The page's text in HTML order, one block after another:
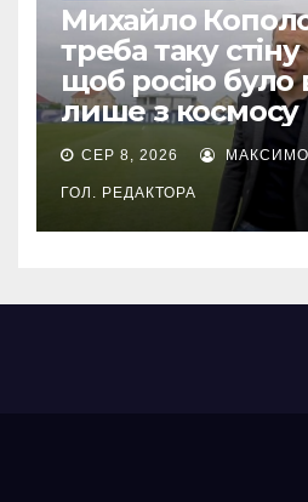
Михайло
треба таку
щоб росію було
лише з космосу
СЕР 8, 2026
ГОЛ. РЕДАКТОРА